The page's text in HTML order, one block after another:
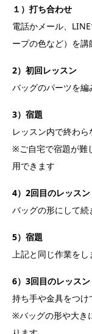
１）打ち合わせ
電話かメール、
ープの色など）を
2）初回レッスン
バッグのパーツを編
3）宿題
レッスン内で終わ
※ご自宅で宿題が難
用できます
4）2回目のレッスン
バッグの形にして続
5）宿題
上記と同じ作業をし
6）3回目のレッスン
持ち手や金具をつ
※バッグの形や大き